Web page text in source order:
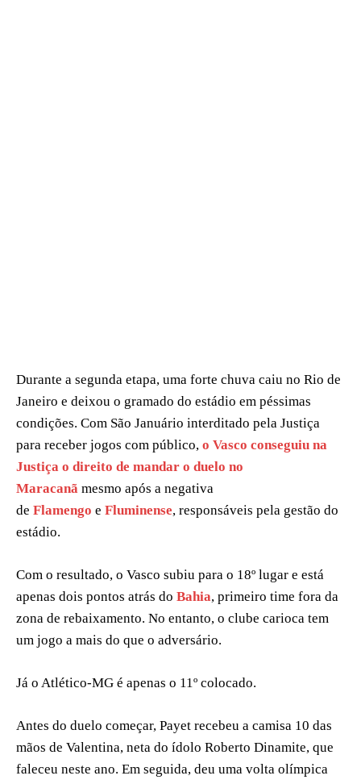
Durante a segunda etapa, uma forte chuva caiu no Rio de
Janeiro e deixou o gramado do estádio em péssimas
condições. Com São Januário interditado pela Justiça
para receber jogos com público, o Vasco conseguiu na
Justiça o direito de mandar o duelo no
Maracanã mesmo após a negativa
de Flamengo e Fluminense, responsáveis pela gestão do
estádio.
Com o resultado, o Vasco subiu para o 18º lugar e está
apenas dois pontos atrás do Bahia, primeiro time fora da
zona de rebaixamento. No entanto, o clube carioca tem
um jogo a mais do que o adversário.
Já o Atlético-MG é apenas o 11º colocado.
Antes do duelo começar, Payet recebeu a camisa 10 das
mãos de Valentina, neta do ídolo Roberto Dinamite, que
faleceu neste ano. Em seguida, deu uma volta olímpica